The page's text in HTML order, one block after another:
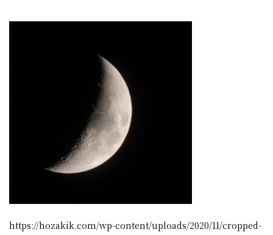
https://hozakik.com/wp-content/uploads/2020/11/cropped-